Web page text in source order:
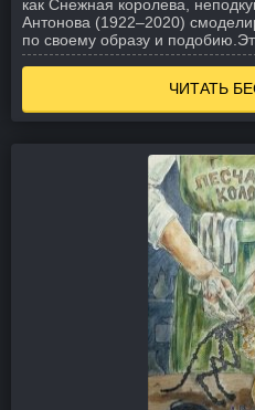
как Снежная королева,
Антонова (1922–2020)
по своему образу и подобию.
ЧИТАТЬ